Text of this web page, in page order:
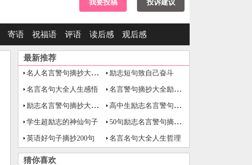
我要投稿 投诉建议
寄语 祝福语 评语 读后感 观后感
最新推荐
名人名言警句摘抄大全励志
励志短句致自己奋斗
名言名句大全人生感悟
名言警句摘抄大全励志短句
励志名言警句摘抄大全及理解
高中生励志名言警句摘抄大全
学生超励志的神仙句子 50句励志名言警句摘抄大全
英语好句子摘抄200句 名言名句大全人生哲理
猜你喜欢